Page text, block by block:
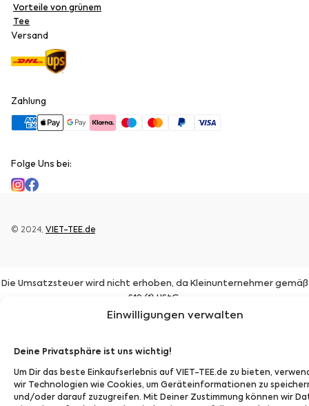
Einwilligungen verwalten
Deine Privatsphäre ist uns wichtig!
Um Dir das beste Einkaufserlebnis auf VIET-TEE.de zu bieten,
wir Technologien wie Cookies, um Geräteinformationen zu
und/oder darauf zuzugreifen. Mit Deiner Zustimmung können wir
Vorteile von grünem
Tee
Versand
Zahlung
Folge Uns bei:
© 2024, VIET-TEE.de
Die Umsatzsteuer wird nicht erhoben, da Kleinunternehmer gemäß
§19 (1) UStG.